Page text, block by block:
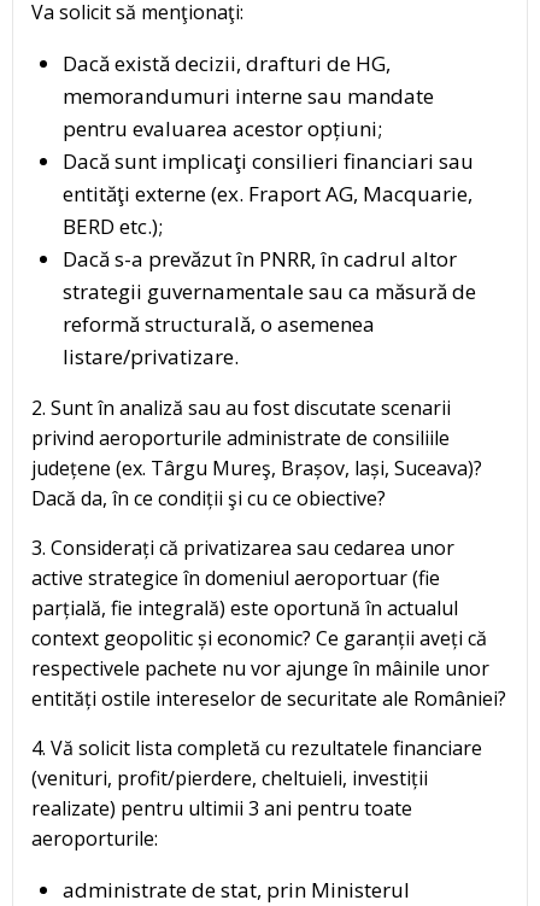
Va solicit să menţionaţi:
Dacă există decizii, drafturi de HG,
memorandumuri interne sau mandate
pentru evaluarea acestor opțiuni;
Dacă sunt implicaţi consilieri financiari sau
entităţi externe (ex. Fraport AG, Macquarie,
BERD etc.);
Dacă s-a prevăzut în PNRR, în cadrul altor
strategii guvernamentale sau ca măsură de
reformă structurală, o asemenea
listare/privatizare.
2. Sunt în analiză sau au fost discutate scenarii
privind aeroporturile administrate de consiliile
județene (ex. Târgu Mureş, Brașov, lași, Suceava)?
Dacă da, în ce condiții şi cu ce obiective?
3. Considerați că privatizarea sau cedarea unor
active strategice în domeniul aeroportuar (fie
parțială, fie integrală) este oportună în actualul
context geopolitic și economic? Ce garanții aveți că
respectivele pachete nu vor ajunge în mâinile unor
entități ostile intereselor de securitate ale României?
4. Vă solicit lista completă cu rezultatele financiare
(venituri, profit/pierdere, cheltuieli, investiții
realizate) pentru ultimii 3 ani pentru toate
aeroporturile:
administrate de stat, prin Ministerul